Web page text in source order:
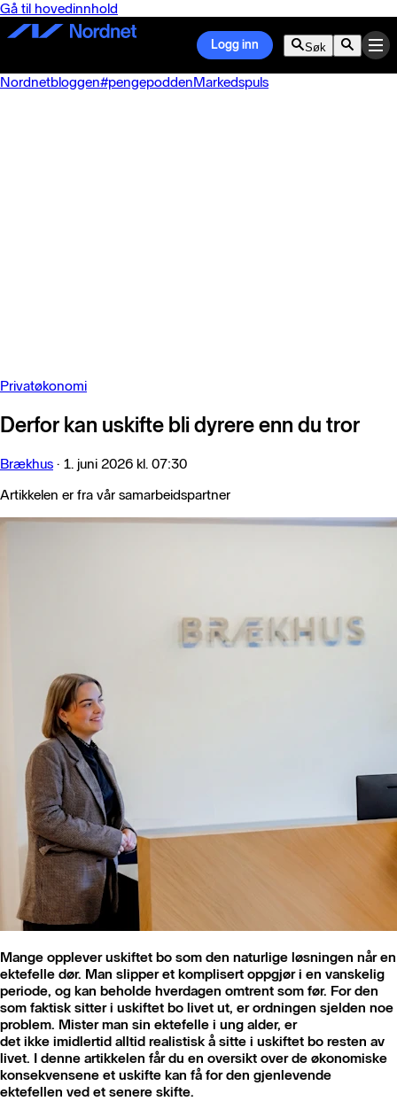
Gå til hovedinnhold
Logg inn Søk
Nordnetbloggen#pengepoddenMarkedspuls
Privatøkonomi
Derfor kan uskifte bli dyrere enn du tror
Brækhus · 1. juni 2026 kl. 07:30
Artikkelen er fra vår samarbeidspartner
Mange opplever uskiftet bo som den naturlige løsningen når en
ektefelle dør. Man slipper et komplisert oppgjør i en vanskelig
periode, og kan beholde hverdagen omtrent som før. For den
som faktisk sitter i uskiftet bo livet ut, er ordningen sjelden noe
problem. Mister man sin ektefelle i ung alder, er
det ikke imidlertid alltid realistisk å sitte i uskiftet bo resten av
livet. I denne artikkelen får du en oversikt over de økonomiske
konsekvensene et uskifte kan få for den gjenlevende
ektefellen ved et senere skifte.